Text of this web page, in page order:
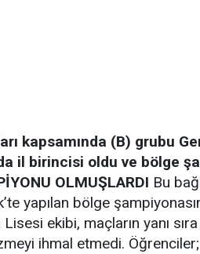
kapsamında (B) grubu
il birincisi oldu ve bölge
OLMUŞLARDI Bu
yapılan bölge
Lisesi ekibi, maçların yanı
ihmal etmedi.